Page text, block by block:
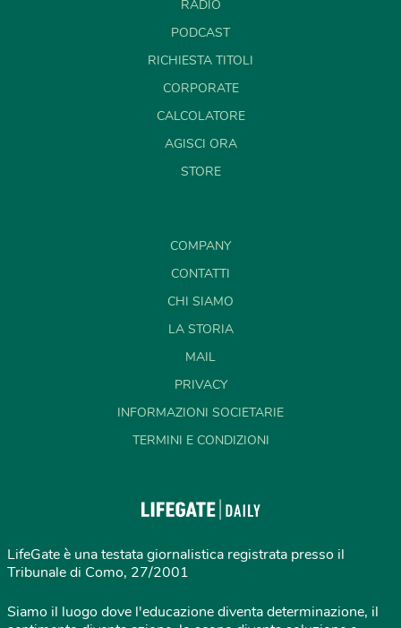
RADIO
PODCAST
RICHIESTA TITOLI
CORPORATE
CALCOLATORE
AGISCI ORA
STORE
COMPANY
CONTATTI
CHI SIAMO
LA STORIA
MAIL
PRIVACY
INFORMAZIONI SOCIETARIE
TERMINI E CONDIZIONI
LifeGate è una testata giornalistica registrata presso il
Tribunale di Como, 27/2001
Siamo il luogo dove l'educazione diventa determinazione, il